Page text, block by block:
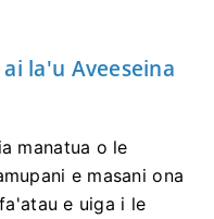
la'u Aveeseina
manatua o le
e masani ona
e uiga i le